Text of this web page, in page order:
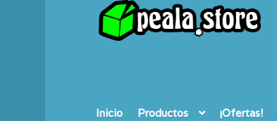
Inicio Productos ¡Ofertas!